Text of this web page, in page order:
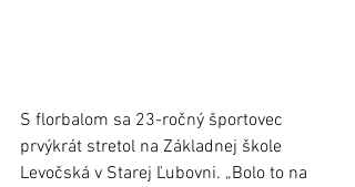
S florbalom sa 23-ročný športovec
prvýkrát stretol na Základnej škole
Levočská v Starej Ľubovni. „Bolo to na